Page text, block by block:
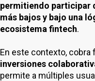
permitiendo participar
más bajos y bajo una
ecosistema fintech.
En este contexto, cobra
inversiones
permite a múltiples